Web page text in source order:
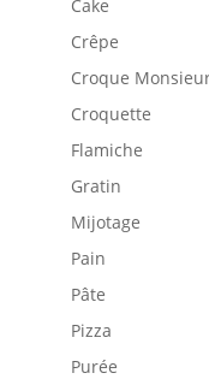
Cake
Crêpe
Croque
Croquette
Flamiche
Gratin
Mijotage
Pain
Pâte
Pizza
Purée